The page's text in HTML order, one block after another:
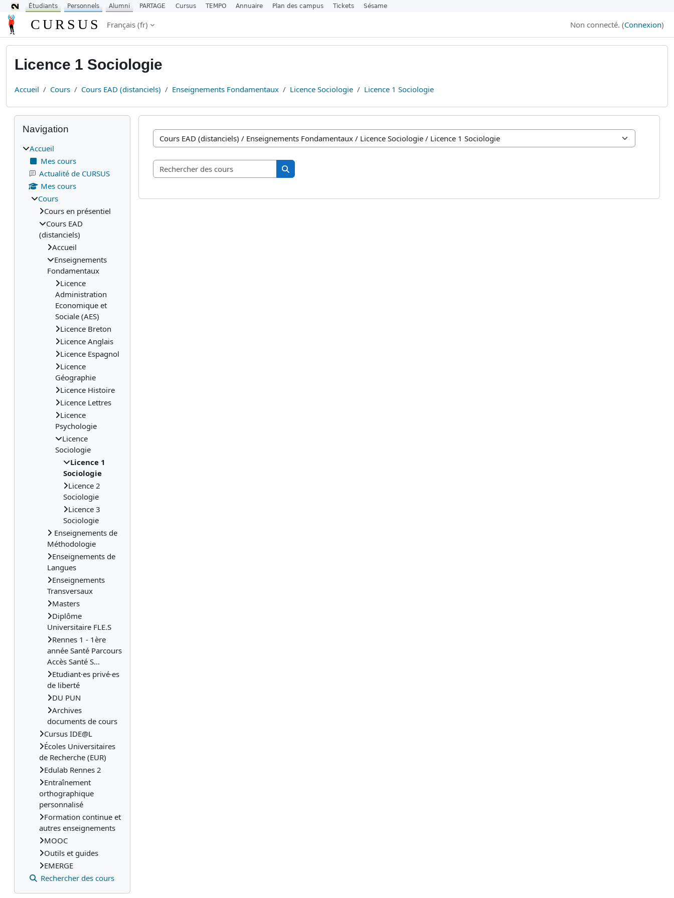
Passer au contenu principal
CURSUS Français ‎(fr)‎ Non connecté. (Connexion)
Licence 1 Sociologie
Accueil Cours Cours EAD (distanciels) Enseignements Fondamentaux Licence Sociologie Licence 1 Sociologie
Catégories de cours
Rechercher des cours
Rechercher des cours
Blocs
Passer Navigation
Navigation
Accueil
Mes cours
Actualité de CURSUS
Mes cours
Cours
Cours en présentiel
Cours EAD
(distanciels)
Accueil
Enseignements
Fondamentaux
Licence
Administration
Economique et
Sociale (AES)
Licence Breton
Licence Anglais
Licence Espagnol
Licence
Géographie
Licence Histoire
Licence Lettres
Licence
Psychologie
Licence
Sociologie
Licence 1
Sociologie
Licence 2
Sociologie
Licence 3
Sociologie
Enseignements de
Méthodologie
Enseignements de
Langues
Enseignements
Transversaux
Masters
Diplôme
Universitaire FLE.S
Rennes 1 - 1ère
année Santé Parcours
Accès Santé S...
Etudiant·es privé·es
de liberté
DU PUN
Archives
documents de cours
Cursus IDE@L
Écoles Universitaires
de Recherche (EUR)
Edulab Rennes 2
Entraînement
orthographique
personnalisé
Formation continue et
autres enseignements
MOOC
Outils et guides
EMERGE
Rechercher des cours
Étudiants Personnels Alumni PARTAGE Cursus TEMPO Annuaire Plan des campus Tickets Sésame